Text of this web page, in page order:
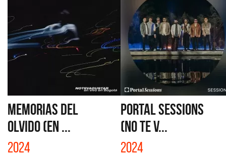
MEMORIAS DEL
OLVIDO (EN ...
2024
PORTAL SESSIONS
(NO TE V...
2024